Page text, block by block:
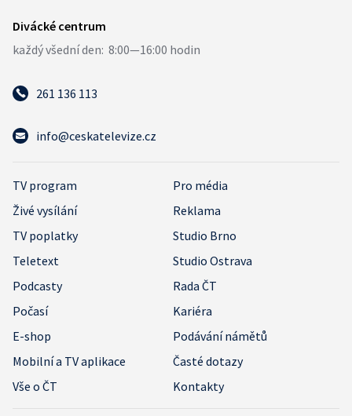
261 136 113
info@ceskatelevize.cz
TV program
Pro média
Živé vysílání
Reklama
TV poplatky
Studio Brno
Teletext
Studio Ostrava
Podcasty
Rada ČT
Počasí
Kariéra
E-shop
Podávání námětů
Mobilní a TV aplikace
Časté dotazy
Vše o ČT
Kontakty